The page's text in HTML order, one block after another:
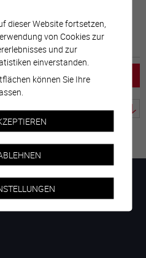
légales
dieser Website fortsetzen,
von Cookies zur
und zur
einverstanden.
können Sie Ihre